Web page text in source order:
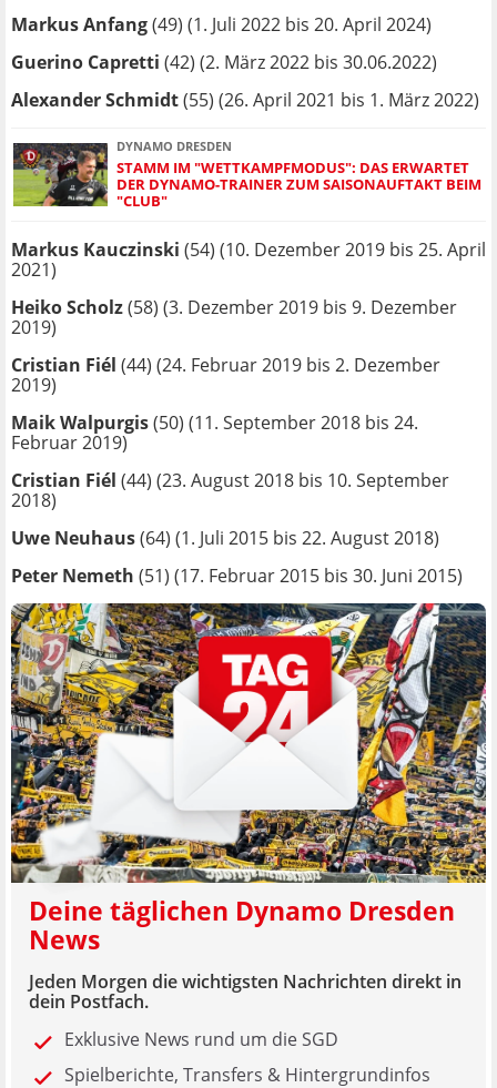
Markus Anfang(49) (1. Juli 2022 bis 20. April 2024)
Guerino Capretti (42) (2. März 2022 bis 30.06.2022)
Alexander Schmidt(55) (26. April 2021 bis 1. März 2022)
DYNAMO DRESDEN
STAMM IM "WETTKAMPFMODUS": DAS ERWARTET
DER DYNAMO-TRAINER ZUM SAISONAUFTAKT BEIM
"CLUB"
Markus Kauczinski (54) (10. Dezember 2019 bis 25. April
2021)
Heiko Scholz(58) (3. Dezember 2019 bis 9. Dezember
2019)
Cristian Fiél (44) (24. Februar 2019 bis 2. Dezember
2019)
Maik Walpurgis(50) (11. September 2018 bis 24.
Februar 2019)
Cristian Fiél (44) (23. August 2018 bis 10. September
2018)
Uwe Neuhaus(64) (1. Juli 2015 bis 22. August 2018)
Peter Nemeth (51) (17. Februar 2015 bis 30. Juni 2015)
Deine täglichen Dynamo Dresden
News
Jeden Morgen die wichtigsten Nachrichten direkt in
dein Postfach.
Exklusive News rund um die SGD
Spielberichte, Transfers & Hintergrundinfos